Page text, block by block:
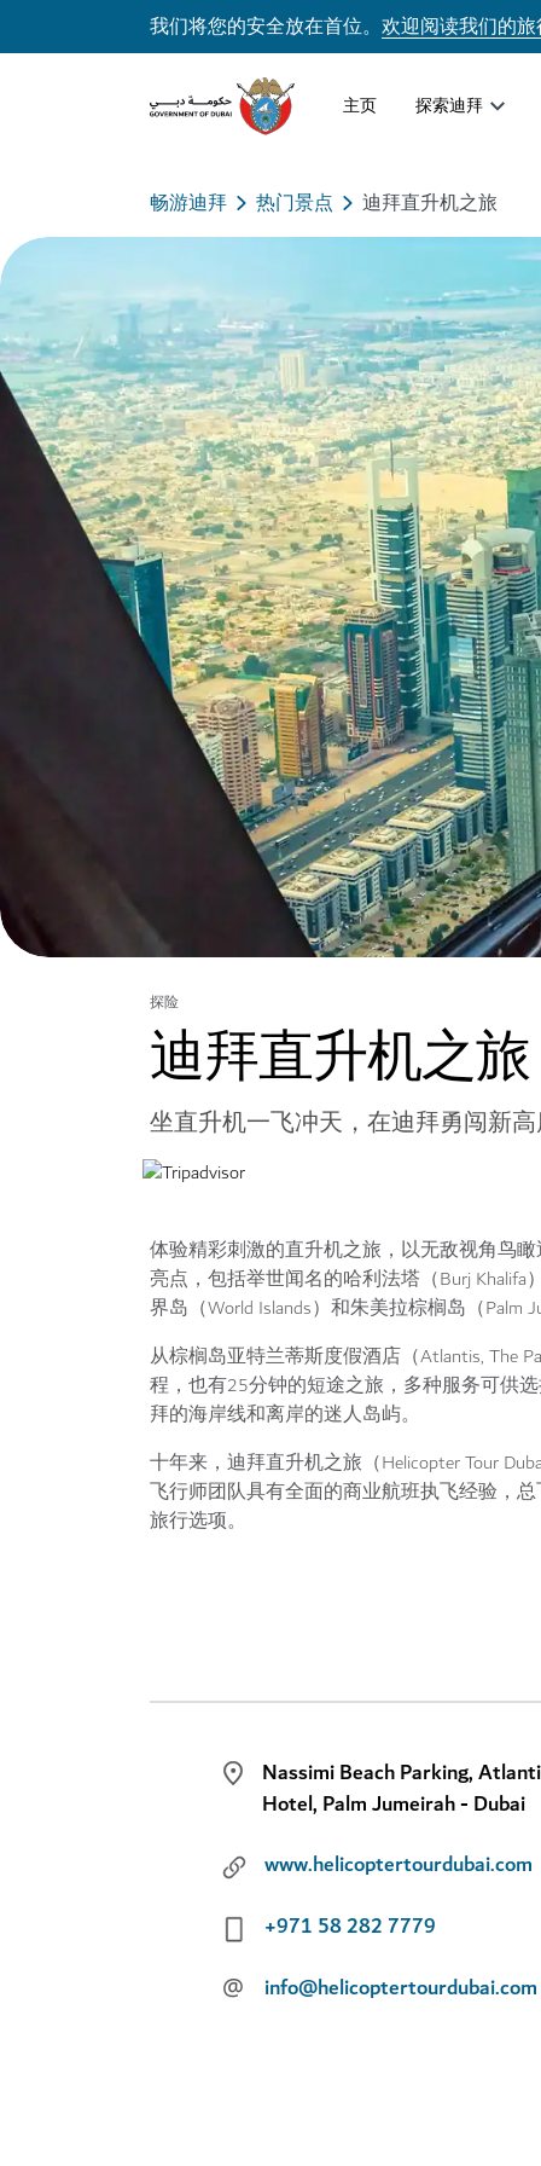
我们将您的安全放在首位。 欢迎阅读我们的
主页 探索迪拜
畅游迪拜 热门景点 迪拜直升机之旅
探险
迪拜直升机之旅
坐直升机一飞冲天，在迪拜勇闯新
体验精彩刺激的直升机之旅，以无敌视角鸟
亮点，包括举世闻名的哈利法塔（Burj
界岛（World Islands）和朱美拉棕榈岛（Palm
从棕榈岛亚特兰蒂斯度假酒店（Atlantis, The
程，也有25分钟的短途之旅，多种服务可供
拜的海岸线和离岸的迷人岛屿。
十年来，迪拜直升机之旅（Helicopter Tour
飞行师团队具有全面的商业航班执飞经验，
旅行选项。
Nassimi Beach Parking,
Hotel, Palm Jumeirah - Dubai
www.helicoptertourdubai.com
+971 58 282 7779
@ info@helicoptertourdubai.com